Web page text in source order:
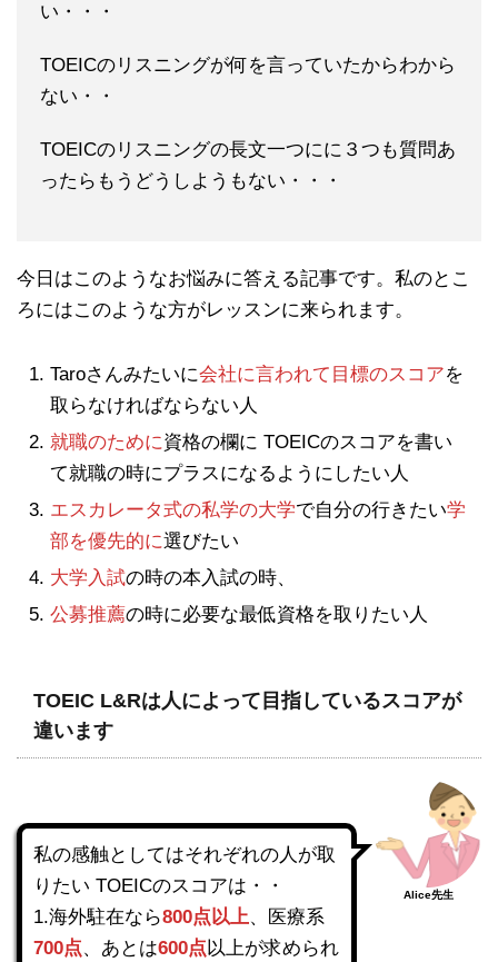
い・・・
TOEICのリスニングが何を言っていたからわから
ない・・
TOEICのリスニングの長文一つにに３つも質問あ
ったらもうどうしようもない・・・
今日はこのようなお悩みに答える記事です。私のとこ
ろにはこのような方がレッスンに来られます。
Taroさんみたいに会社に言われて目標のスコアを
取らなければならない人
就職のために資格の欄に TOEICのスコアを書い
て就職の時にプラスになるようにしたい人
エスカレータ式の私学の大学で自分の行きたい学
部を優先的に選びたい
大学入試の時の本入試の時、
公募推薦の時に必要な最低資格を取りたい人
TOEIC L&Rは人によって目指しているスコアが
違います
私の感触としてはそれぞれの人が取
りたい TOEICのスコアは・・
1.海外駐在なら800点以上、医療系
700点、あとは600点以上が求められ
Alice先生